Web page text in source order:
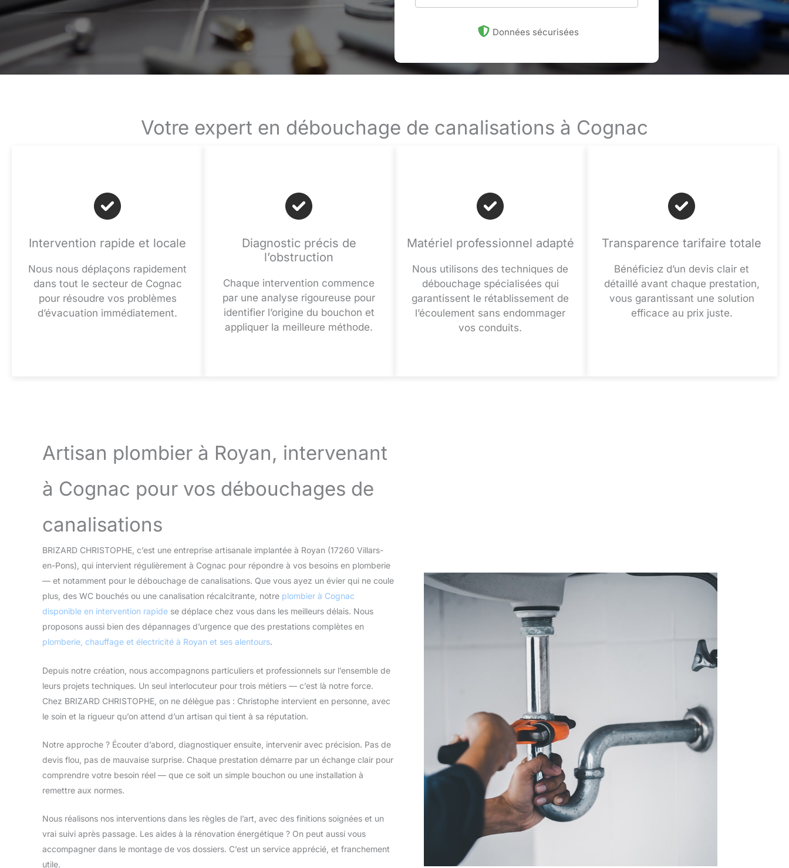
Données sécurisées
Votre expert en débouchage de canalisations à Cognac
Intervention rapide et locale
Nous nous déplaçons rapidement
dans tout le secteur de Cognac
pour résoudre vos problèmes
d’évacuation immédiatement.
Diagnostic précis de
l’obstruction
Chaque intervention commence
par une analyse rigoureuse pour
identifier l’origine du bouchon et
appliquer la meilleure méthode.
Matériel professionnel adapté
Nous utilisons des techniques de
débouchage spécialisées qui
garantissent le rétablissement de
l’écoulement sans endommager
vos conduits.
Transparence tarifaire totale
Bénéficiez d’un devis clair et
détaillé avant chaque prestation,
vous garantissant une solution
efficace au prix juste.
Artisan plombier à Royan, intervenant
à Cognac pour vos débouchages de
canalisations
BRIZARD CHRISTOPHE, c’est une entreprise artisanale implantée à Royan (17260 Villars-
en-Pons), qui intervient régulièrement à Cognac pour répondre à vos besoins en plomberie
— et notamment pour le débouchage de canalisations. Que vous ayez un évier qui ne coule
plus, des WC bouchés ou une canalisation récalcitrante, notre plombier à Cognac
disponible en intervention rapide se déplace chez vous dans les meilleurs délais. Nous
proposons aussi bien des dépannages d’urgence que des prestations complètes en
plomberie, chauffage et électricité à Royan et ses alentours.
Depuis notre création, nous accompagnons particuliers et professionnels sur l’ensemble de
leurs projets techniques. Un seul interlocuteur pour trois métiers — c’est là notre force.
Chez BRIZARD CHRISTOPHE, on ne délègue pas : Christophe intervient en personne, avec
le soin et la rigueur qu’on attend d’un artisan qui tient à sa réputation.
Notre approche ? Écouter d’abord, diagnostiquer ensuite, intervenir avec précision. Pas de
devis flou, pas de mauvaise surprise. Chaque prestation démarre par un échange clair pour
comprendre votre besoin réel — que ce soit un simple bouchon ou une installation à
remettre aux normes.
Nous réalisons nos interventions dans les règles de l’art, avec des finitions soignées et un
vrai suivi après passage. Les aides à la rénovation énergétique ? On peut aussi vous
accompagner dans le montage de vos dossiers. C’est un service apprécié, et franchement
utile.